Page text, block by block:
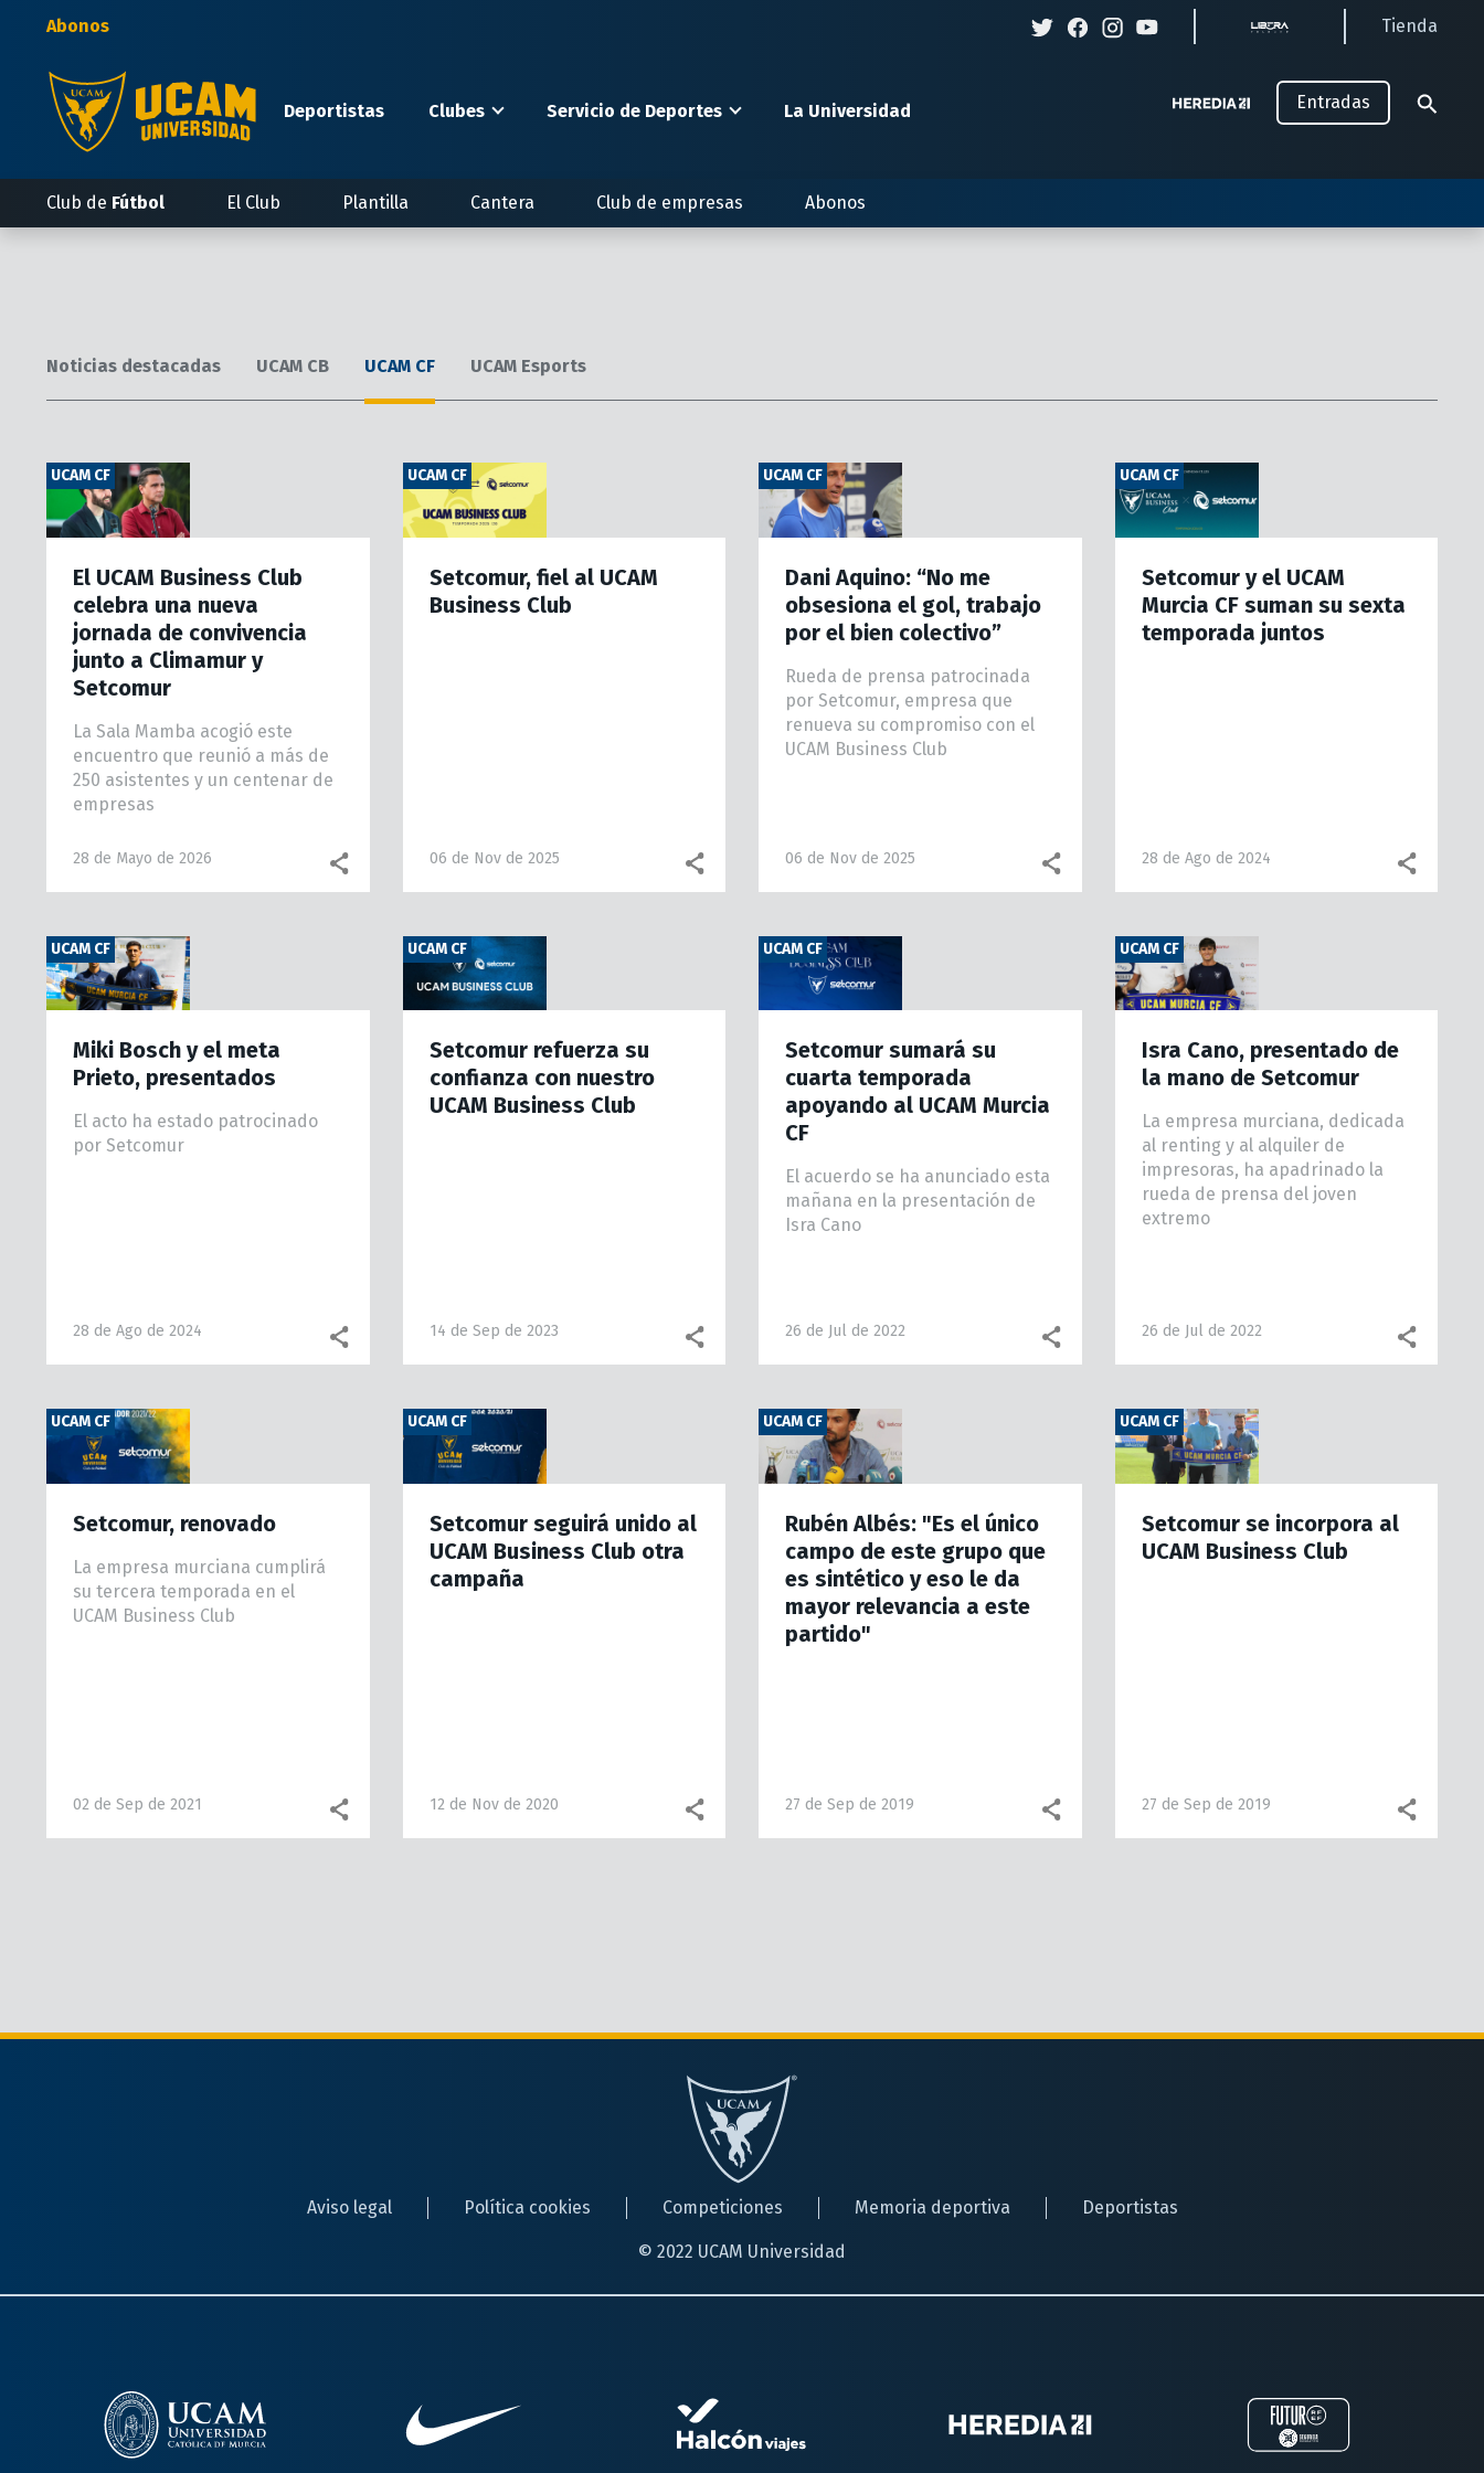
principal
Abonos Tienda
Deportistas Clubes Servicio de Deportes La Universidad Entradas
Club de Fútbol El Club Plantilla Cantera Club de empresas Abonos
Noticias destacadas UCAM CB UCAM CF UCAM Esports
UCAM CF
El UCAM Business Club
celebra una nueva
jornada de convivencia
junto a Climamur y
Setcomur
La Sala Mamba acogió este
encuentro que reunió a más de
250 asistentes y un centenar de
empresas
28 de Mayo de 2026
Facebook share
UCAM CF
Setcomur, fiel al UCAM
Business Club
06 de Nov de 2025
Facebook share
UCAM CF
Dani Aquino: “No me
obsesiona el gol, trabajo
por el bien colectivo”
Rueda de prensa patrocinada
por Setcomur, empresa que
renueva su compromiso con el
UCAM Business Club
06 de Nov de 2025
Facebook share
UCAM CF
Setcomur y el UCAM
Murcia CF suman su sexta
temporada juntos
28 de Ago de 2024
UCAM CF
Miki Bosch y el meta
Prieto, presentados
El acto ha estado patrocinado
por Setcomur
28 de Ago de 2024
Facebook share
UCAM CF
Setcomur refuerza su
confianza con nuestro
UCAM Business Club
14 de Sep de 2023
Facebook share
UCAM CF
Setcomur sumará su
cuarta temporada
apoyando al UCAM Murcia
CF
El acuerdo se ha anunciado esta
mañana en la presentación de
Isra Cano
26 de Jul de 2022
Facebook share
UCAM CF
Isra Cano, presentado de
la mano de Setcomur
La empresa murciana, dedicada
al renting y al alquiler de
impresoras, ha apadrinado la
rueda de prensa del joven
extremo
26 de Jul de 2022
UCAM CF
Setcomur, renovado
La empresa murciana cumplirá
su tercera temporada en el
UCAM Business Club
02 de Sep de 2021
Facebook share
UCAM CF
Setcomur seguirá unido al
UCAM Business Club otra
campaña
12 de Nov de 2020
Facebook share
UCAM CF
Rubén Albés: "Es el único
campo de este grupo que
es sintético y eso le da
mayor relevancia a este
partido"
27 de Sep de 2019
Facebook share
UCAM CF
Setcomur se incorpora al
UCAM Business Club
27 de Sep de 2019
Aviso legal Política cookies Competiciones Memoria deportiva Deportistas
© 2022 UCAM Universidad